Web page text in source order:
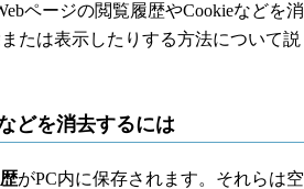
ページの閲覧履歴やCookieなどを消
たは表示したりする方法について説
どを消去するには
がPC内に保存されます。それらは空